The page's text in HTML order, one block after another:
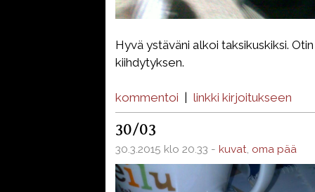
Hyvä ystäväni alkoi taksikuskiksi.
kiihdytyksen.
kommentoi linkki kirjoitukseen
30/03
30.3.2015 klo 20.33 - kuvat, oma pää